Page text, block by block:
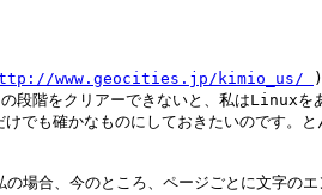
www.geocities.jp/kimio_us/
段階をクリアーできないと、私はLinux
確かなものにしておきたいのです。と
合、今のところ、ページごとに文字のエ